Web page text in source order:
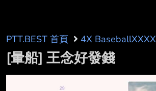
PTT.BEST 首頁 4X BaseballXXXX
[暈船] 王念好發錢